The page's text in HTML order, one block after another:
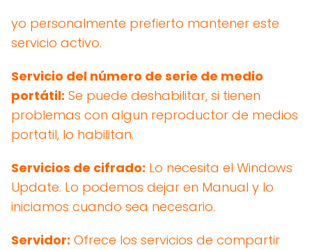
yo personalmente prefierto mantener este
servicio activo.
Servicio del número de serie de medio
portátil: Se puede deshabilitar, si tienen
problemas con algun reproductor de medios
portatil, lo habilitan.
Servicios de cifrado: Lo necesita el Windows
Update. Lo podemos dejar en Manual y lo
iniciamos cuando sea necesario.
Servidor: Ofrece los servicios de compartir